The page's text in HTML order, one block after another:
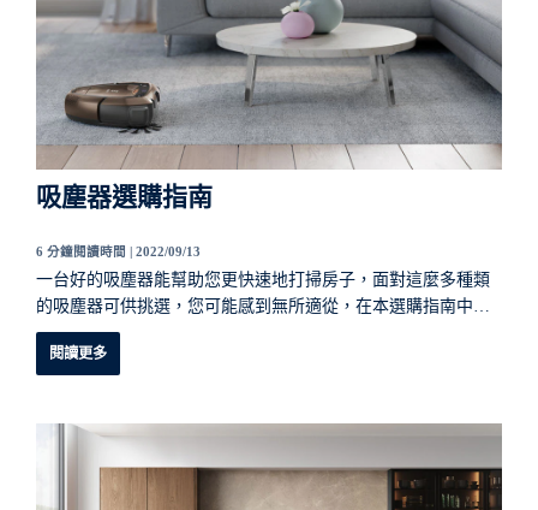
吸塵器選購指南
6 分鐘閱讀時間 | 2022/09/13
一台好的吸塵器能幫助您更快速地打掃房子，面對這麼多種類
的吸塵器可供挑選，您可能感到無所適從，在本選購指南中，
伊萊克斯將幫助您，選擇最適合您家庭的吸塵器。
閱讀更多